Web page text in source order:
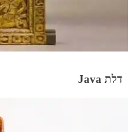
דלת Java